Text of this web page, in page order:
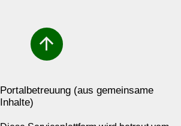
arrow_upward
Portalbetreuung (aus gemeinsame
Inhalte)